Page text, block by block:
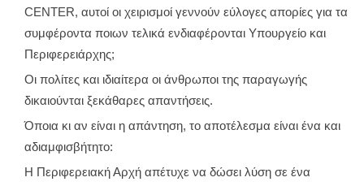
CENTER, αυτοί οι χειρισμοί γεννούν εύλογες απορίες για τα
συμφέροντα ποιων τελικά ενδιαφέρονται Υπουργείο και
Περιφερειάρχης;
Οι πολίτες και ιδιαίτερα οι άνθρωποι της παραγωγής
δικαιούνται ξεκάθαρες απαντήσεις.
Όποια κι αν είναι η απάντηση, το αποτέλεσμα είναι ένα και
αδιαμφισβήτητο:
Η Περιφερειακή Αρχή απέτυχε να δώσει λύση σε ένα